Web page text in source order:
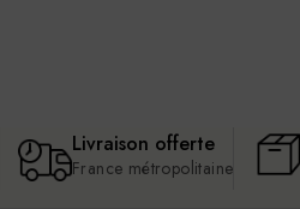
Livraison offerte
France métropolitaine